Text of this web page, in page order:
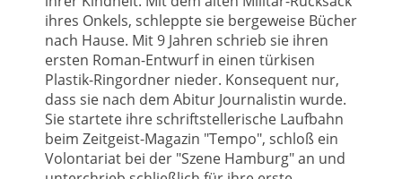
ihres Onkels, schleppte sie bergeweise Bücher
nach Hause. Mit 9 Jahren schrieb sie ihren
ersten Roman-Entwurf in einen türkisen
Plastik-Ringordner nieder. Konsequent nur,
dass sie nach dem Abitur Journalistin wurde.
Sie startete ihre schriftstellerische Laufbahn
beim Zeitgeist-Magazin "Tempo", schloß ein
Volontariat bei der "Szene Hamburg" an und